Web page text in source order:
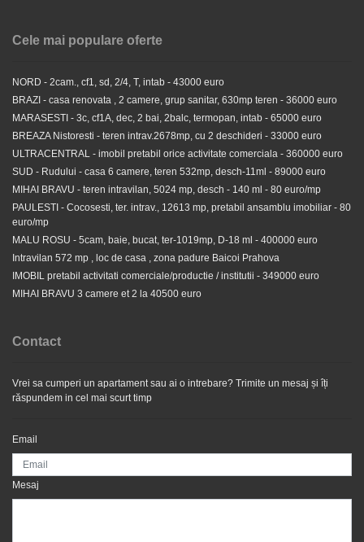
Central zona Elena Doamna , 2cam dec 80 mp - 300
euro/luna
750 EUR
Cele mai populare oferte
NORD - 2cam., cf1, sd, 2/4, T, intab - 43000 euro
BRAZI - casa renovata , 2 camere, grup sanitar, 630mp teren - 36000 euro
MARASESTI - 3c, cf1A, dec, 2 bai, 2balc, termopan, intab - 65000 euro
BREAZA Nistoresti - teren intrav.2678mp, cu 2 deschideri - 33000 euro
ULTRACENTRAL - imobil pretabil orice activitate comerciala - 360000 euro
SUD - Rudului - casa 6 camere, teren 532mp, desch-11ml - 89000 euro
MIHAI BRAVU - teren intravilan, 5024 mp, desch - 140 ml - 80 euro/mp
PAULESTI - Cocosesti, ter. intrav., 12613 mp, pretabil ansamblu imobiliar - 80
euro/mp
MALU ROSU - 5cam, baie, bucat, ter-1019mp, D-18 ml - 400000 euro
Intravilan 572 mp , loc de casa , zona padure Baicoi Prahova
IMOBIL pretabil activitati comerciale/productie / institutii - 349000 euro
MIHAI BRAVU 3 camere et 2 la 40500 euro
Contact
Vrei sa cumperi un apartament sau ai o intrebare? Trimite un mesaj și îți
răspundem in cel mai scurt timp
Email
Mesaj